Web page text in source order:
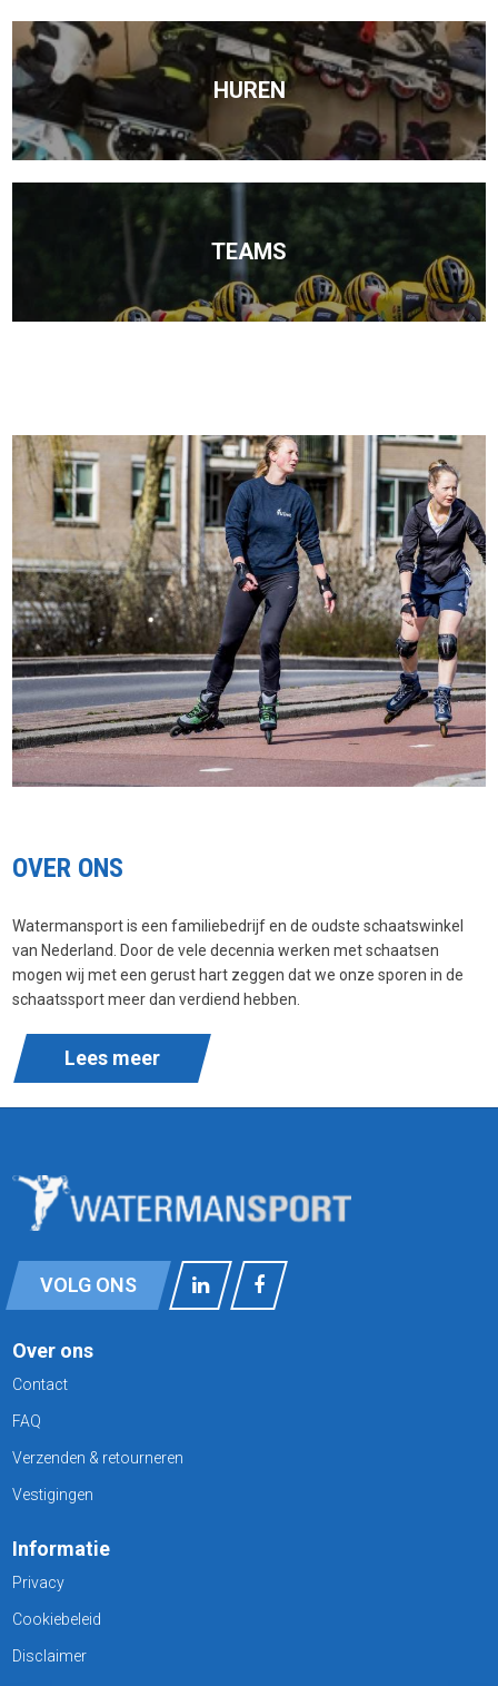
HUREN
TEAMS
OVER ONS
Watermansport is een familiebedrijf en de oudste schaatswinkel
van Nederland. Door de vele decennia werken met schaatsen
mogen wij met een gerust hart zeggen dat we onze sporen in de
schaatssport meer dan verdiend hebben.
Lees meer
VOLG ONS
Over ons
Contact
FAQ
Verzenden & retourneren
Vestigingen
Informatie
Privacy
Cookiebeleid
Disclaimer